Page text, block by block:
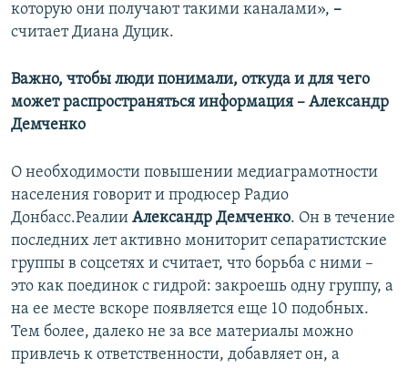
которую они получают такими каналами», –
считает Диана Дуцик.
Важно, чтобы люди понимали, откуда и для чего
может распространяться информация – Александр
Демченко
О необходимости повышении медиаграмотности
населения говорит и продюсер Радио
Донбасс.Реалии Александр Демченко. Он в течение
последних лет активно мониторит сепаратистские
группы в соцсетях и считает, что борьба с ними –
это как поединок с гидрой: закроешь одну группу, а
на ее месте вскоре появляется еще 10 подобных.
Тем более, далеко не за все материалы можно
привлечь к ответственности, добавляет он, а